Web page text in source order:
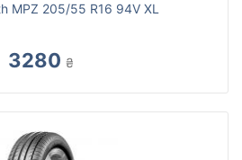
MPZ 205/55 R16 94V XL
3280 ₴